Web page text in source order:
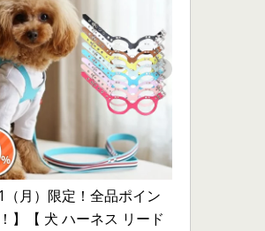
（月）限定！全品ポイン
】【 犬 ハーネス リード